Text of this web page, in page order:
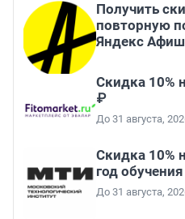
Получить
повторную
Яндекс
Скидка 10%
₽
До 31 августа,
Скидка 10%
год обучения
До 31 августа,